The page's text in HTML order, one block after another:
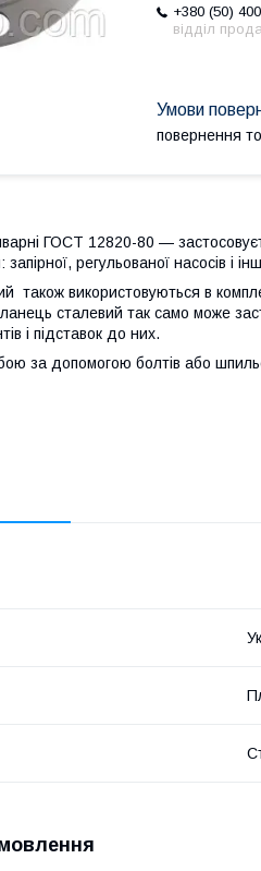
+380 (50)
відділ
повернення
ГОСТ 12820-80 —
регульованої насосів і
також використовуються в
сталевий так само може
і підставок до них.
за допомогою болтів або